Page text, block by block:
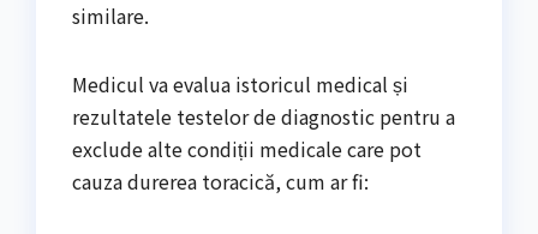
similare.
Medicul va evalua istoricul medical și
rezultatele testelor de diagnostic pentru a
exclude alte condiții medicale care pot
cauza durerea toracică, cum ar fi: